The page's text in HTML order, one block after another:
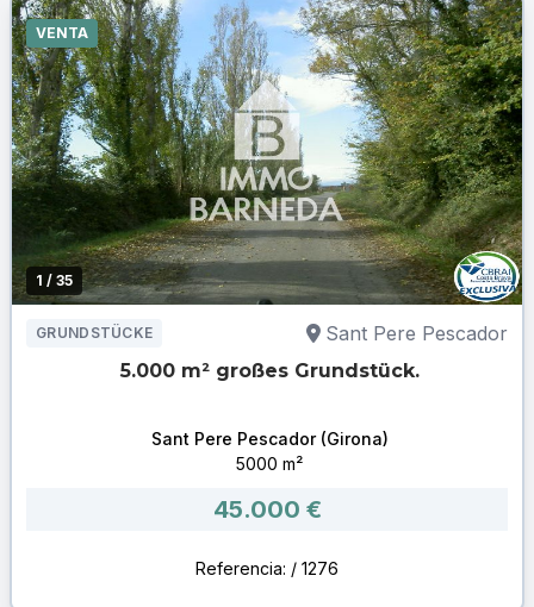
1 / 35
VENTA
GRUNDSTÜCKE Sant Pere Pescador
5.000 m² großes Grundstück.
Sant Pere Pescador (Girona)
5000 m²
45.000 €
Referencia: / 1276